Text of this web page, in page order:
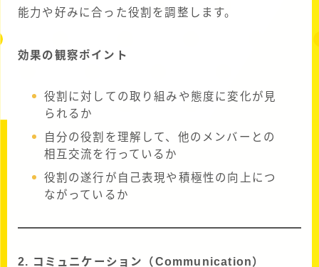
能力や好みに合った役割を調整します。
効果の観察ポイント
役割に対しての取り組みや態度に変化が見
られるか
自分の役割を理解して、他のメンバーとの
相互交流を行っているか
役割の遂行が自己表現や積極性の向上につ
ながっているか
2. コミュニケーション（Communication）